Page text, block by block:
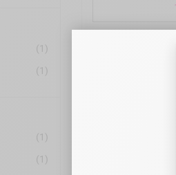
(1)
(1)
(1)
(1)